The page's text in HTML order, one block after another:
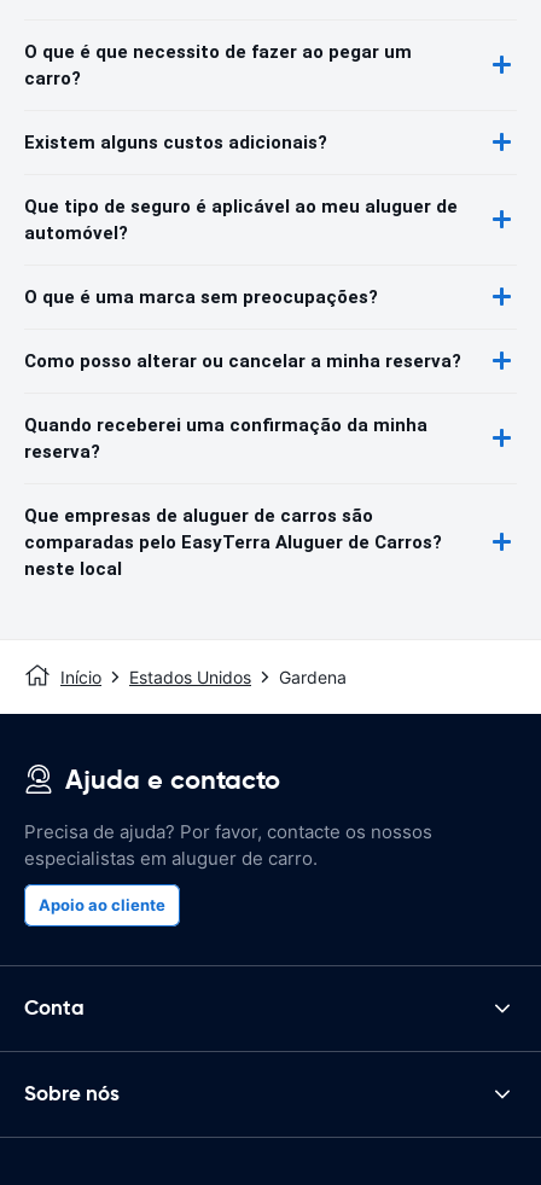
O que é que necessito de fazer ao pegar um
carro?
Existem alguns custos adicionais?
Que tipo de seguro é aplicável ao meu aluguer de
automóvel?
O que é uma marca sem preocupações?
Como posso alterar ou cancelar a minha reserva?
Quando receberei uma confirmação da minha
reserva?
Que empresas de aluguer de carros são
comparadas pelo EasyTerra Aluguer de Carros?
neste local
Início Estados Unidos Gardena
Ajuda e contacto
Precisa de ajuda? Por favor, contacte os nossos
especialistas em aluguer de carro.
Apoio ao cliente
Conta
Sobre nós